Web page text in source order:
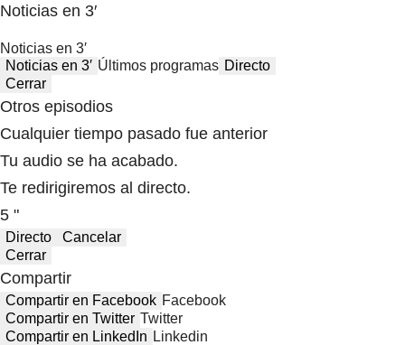
Noticias en 3′
Noticias en 3′
Noticias en 3′ Últimos programas Directo
Cerrar
Otros episodios
Cualquier tiempo pasado fue anterior
Tu audio se ha acabado.
Te redirigiremos al directo.
5 "
Directo
Cancelar
Cerrar
Compartir
Compartir en Facebook Facebook
Compartir en Twitter Twitter
Compartir en LinkedIn Linkedin